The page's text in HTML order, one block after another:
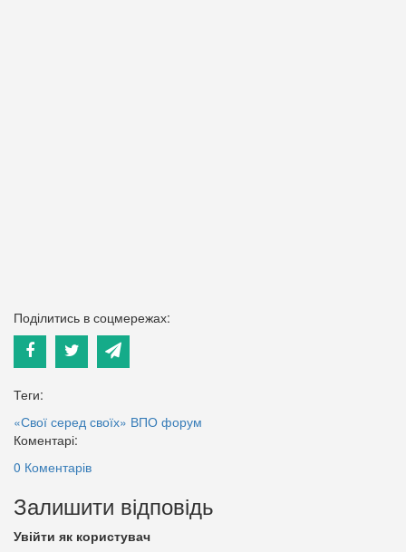
Поділитись в соцмережах:
Теги:
«Свої серед своїх» ВПО форум
Коментарі:
0 Коментарів
Залишити відповідь
Увійти як користувач